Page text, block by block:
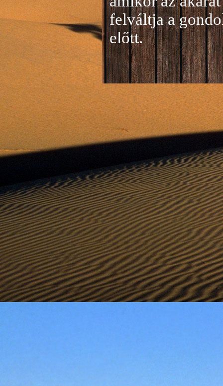
felváltja a
előtt.
Jelentkezés a
A
folyamatosan
benyújtása a je
történik mind
személyesen.
személyesen a
címen tudjátok
Kérelmeteket